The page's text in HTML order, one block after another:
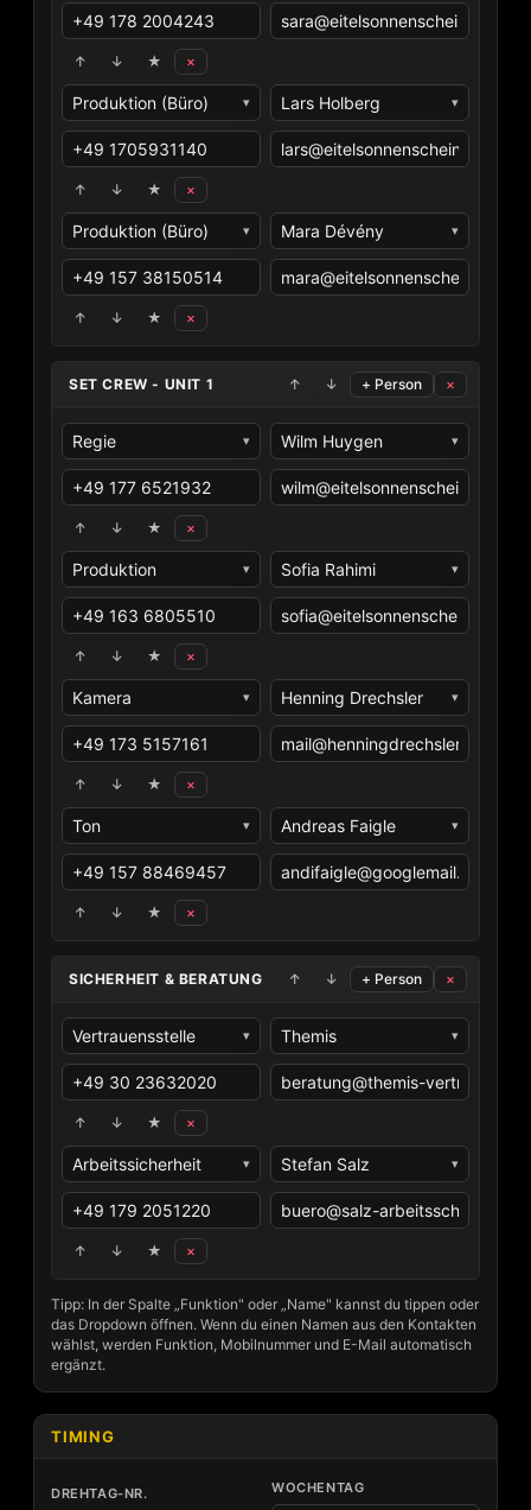
↑ ↓ ★ ×
▾ ▾
↑ ↓ ★ ×
▾ ▾
↑ ↓ ★ ×
↑ ↓ + Person ×
▾ ▾
↑ ↓ ★ ×
▾ ▾
↑ ↓ ★ ×
▾ ▾
↑ ↓ ★ ×
▾ ▾
↑ ↓ ★ ×
↑ ↓ + Person ×
▾ ▾
↑ ↓ ★ ×
▾ ▾
↑ ↓ ★ ×
Tipp: In der Spalte „Funktion" oder „Name" kannst du tippen oder
das Dropdown öffnen. Wenn du einen Namen aus den Kontakten
wählst, werden Funktion, Mobilnummer und E-Mail automatisch
ergänzt.
TIMING
DREHTAG-NR. WOCHENTAG